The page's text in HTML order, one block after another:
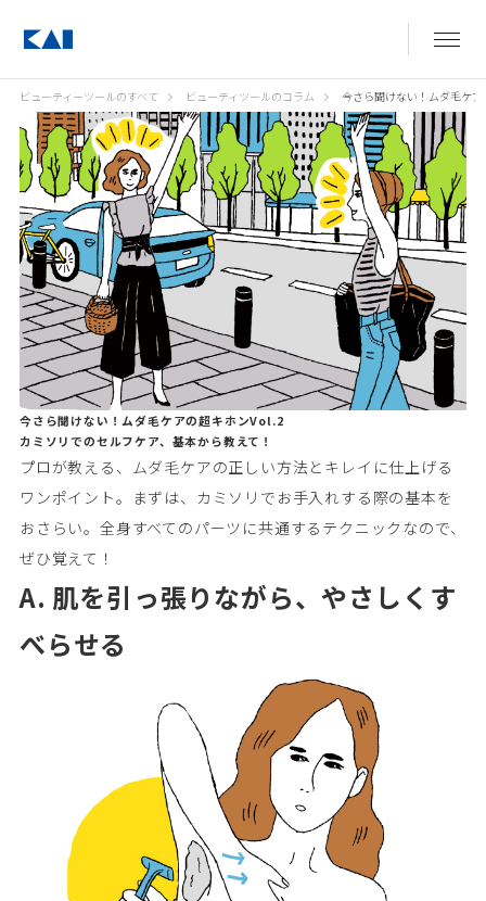
ビューティーツールのすべて ビューティツールのコラム 今さら聞けない！ムダ毛ケ
今さら聞けない！ムダ毛ケアの超キホンVol.2
カミソリでのセルフケア、基本から教えて！
プロが教える、ムダ毛ケアの正しい方法とキレイに仕上げる
ワンポイント。まずは、カミソリでお手入れする際の基本を
おさらい。全身すべてのパーツに共通するテクニックなので、
ぜひ覚えて！
A. 肌を引っ張りながら、やさしくす
べらせる